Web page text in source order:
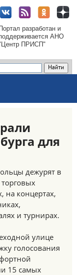
Портал разработан и
АНО
ПРИСП"
для
дежурят в
торговых
на концертах,
и турнирах.
улице
голосования
15 самых